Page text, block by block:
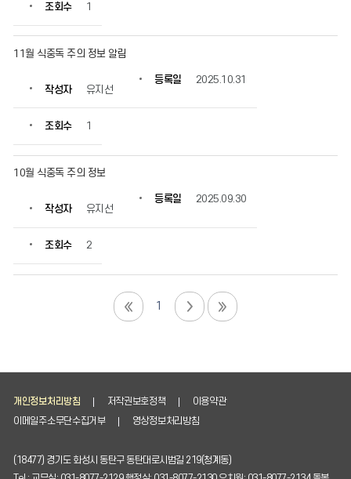
조회수 1
11월 식중독 주의 정보 알림
작성자 유지선
등록일 2025.10.31
조회수 1
10월 식중독 주의 정보
작성자 유지선
등록일 2025.09.30
조회수 2
1
개인정보처리방침 저작권보호정책
이용약관
이메일주소무단수집거부
영상정보처리방침
(18477) 경기도 화성시 동탄구 동탄대로시범길 219(청계동)